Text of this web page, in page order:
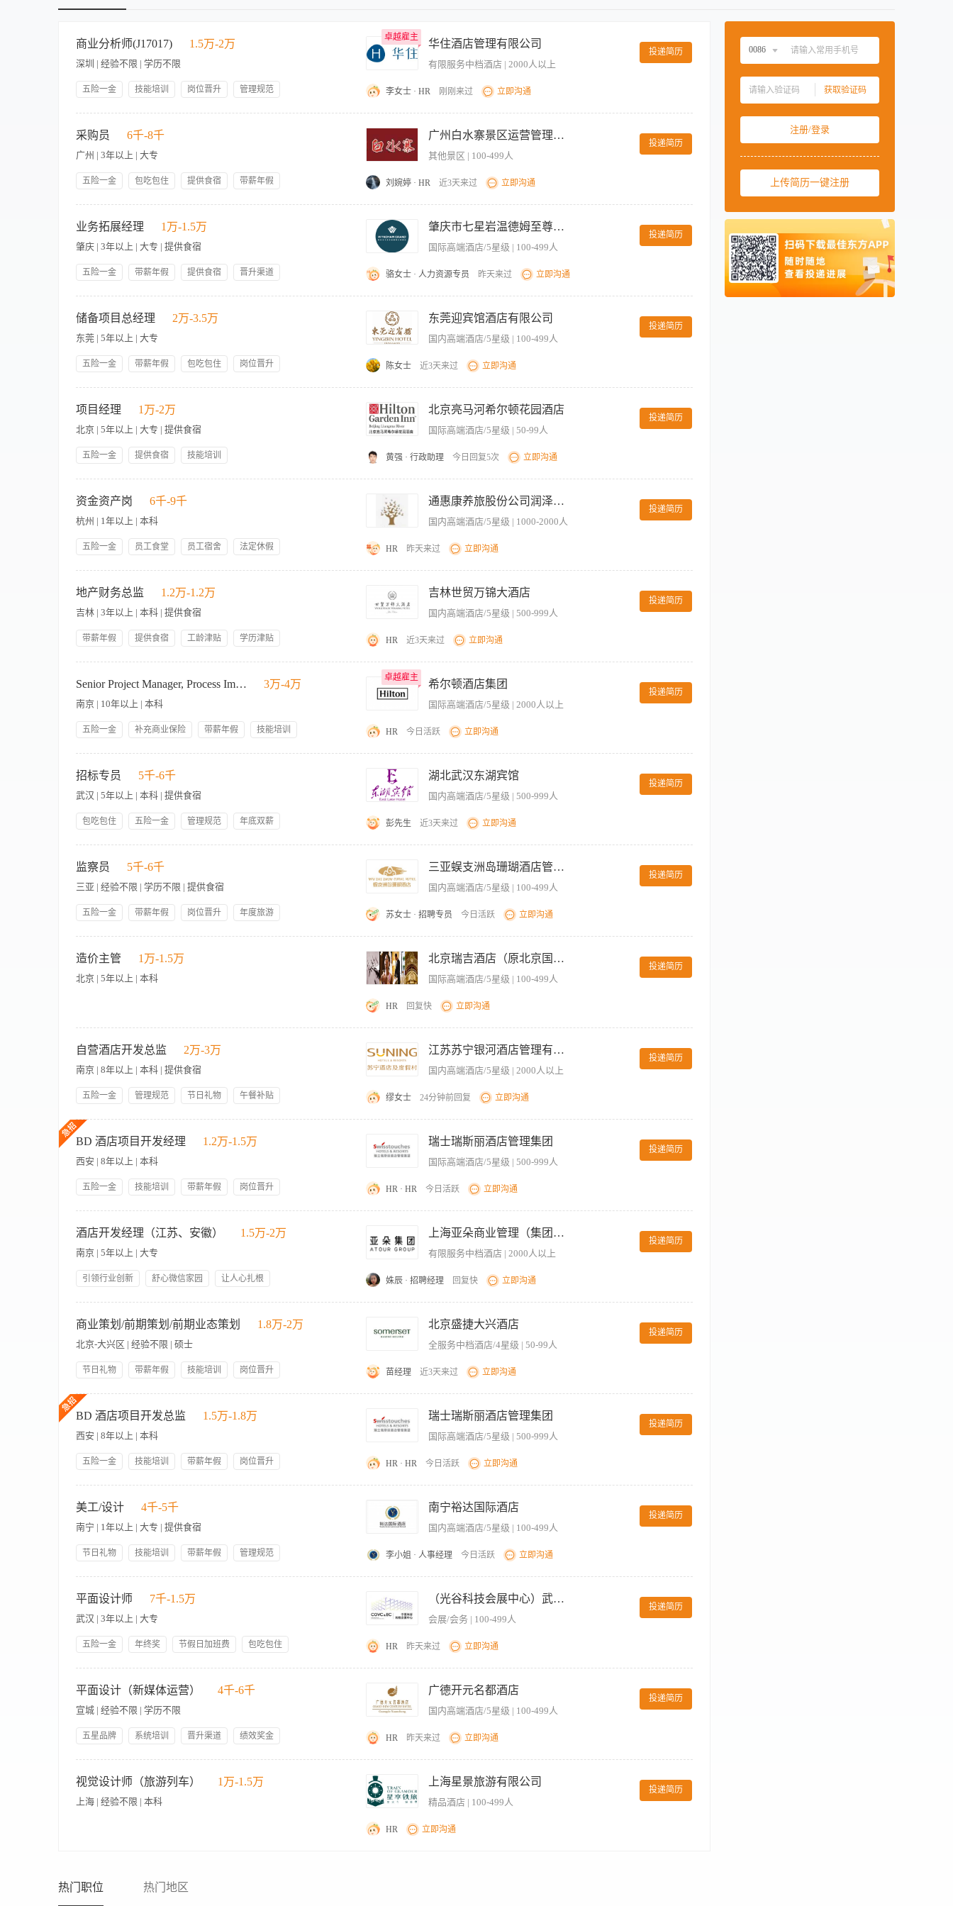
商业分析师(J17017) 1.5万-2万
深圳 | 经验不限 | 学历不限
五险一金 技能培训 岗位晋升
管理规范
卓越雇主
卓越雇主
华住酒店管理有限公司
有限服务中档酒店 | 2000人以上
投递简历
李女士 · HR 刚刚来过 立即沟通
统计分析工作，挖掘数据背后的业务逻辑与潜在问题； － 基于数据分析结果，为业务团队提供具备可操作性的战术性指标意见，支撑业务决策优化。 任职资格： －
学历背景：211及以上院校，统计相关专业毕业； － 工作经验：5年以上商业分析相关工作经历，需具备互联网企业或国际消费类企业市场/商业分析工作经验； － 专
业能力：具备扎实的统计分析基础，掌握数据建模能力，能够独立完成数据分析项目并输出有效结论； － 其他要求：具备较强的逻辑思维能力、数据敏感度和沟通表
达能力，工作严谨细致，能承受一定的工作压力。
采购员 6千-8千
广州 | 3年以上 | 大专
五险一金 包吃包住 提供食宿 带薪年假
广州白水寨景区运营管理有限公司
其他景区 | 100-499人
投递简历
刘婉婷 · HR 近3天来过 立即沟通
化供应链。 负责景区各项业务板块的合同审核。 2.根据需求制定采购计划，确保物资供应；分析物资需求，合理安排采购时间和数量。 3.开发和维护供应商资源，定
期评估供应商绩效。与供应商洽谈价格、交货期及售后服务，确保合作顺畅。 4.负责采购合同的签订及执行，确保物资质量和交货时间；跟踪采购进度，处理采购过
程中出现的问题。 5.控制采购成本，优化采购流程，降低物资采购费用；分析市场行情，寻找性价比高的供应商。 6.熟悉招投标相关法律法规，根据项目需求编制采
购文件，确保采购文件条款合理合规。涉及依法必招的项目与招标代理单位对接相关业务工作。 7.协助物资验收，确保采购的物资符合质量标准；负责物资入库登记
和食品留样，以及台账管理。
业务拓展经理 1万-1.5万
肇庆 | 3年以上 | 大专 | 提供食宿
五险一金 带薪年假 提供食宿
晋升渠道
肇庆市七星岩温德姆至尊酒店
国际高端酒店/5星级 | 100-499人
投递简历
骆女士 · 人力资源专员 昨天来过 立即沟通
景，提高收入； 3. 负责第三方合作单位的规划、引进及维护，建立良好并持续可发展的合作关系； 4. 落实及督导招商工作，推动招商目标的达成； 5. 全面推动商业
空间精细化运营及闲置资产价值激活，能高效匹配消费场景与空间价值，提升坪效； 任职条件 1. 大专及以上学历，市场营销、工商管理、物业管理、酒店管理等相关
专业优先； 2. 3年以上商业拓展、招商运营管理经验，酒店、文旅、商业地产行业背景者优先。精通粤语及普通话； 3. 具备第三方合作资源库（如品牌商户、IP活动
方、新零售等），有成功合作案例。熟悉从规划到执行的完整流程； 4. 良好的市场洞察力，敏锐捕捉新兴消费需求。熟悉资产增值策略（如短租、快闪店、联名活动
等），具备第三方合作方开发、谈判及长期关系维护能力。 底薪：5-6k，另加丰厚业绩提成
储备项目总经理 2万-3.5万
东莞 | 5年以上 | 大专
五险一金 带薪年假 包吃包住
岗位晋升
东莞迎宾馆酒店有限公司
国内高端酒店/5星级 | 100-499人
投递简历
陈女士 近3天来过 立即沟通
态，掌握周边竞争对手的状况及市场行情制定销售策略，达成项目经营指标要求； 3、市场开拓：负责客源市场的拓展和开发，稳定客源市场，不断提高项目声誉和
影响； 4、工程管理：项目工程全过程管控，并监督施工质量，确保合理性和科学性； 5、项目前期运营管理：相关手续及证照办理，消防、监控、安防系统、酒店管
理系统的落实等 6、按时完成上级交办的其它工作。 任职资格： 1、大专及以上学历，酒店管理、管理学等相关专业优先。 2、7年以上相关工作经验，2年以上同等体
量项目相关岗位经验，具备筹备、运营经验者或营销任职经历优先。 3、具备较强的领导能力、沟通能力、风险预判和危机处理能力。 4、中共党员优先。
项目经理 1万-2万
北京 | 5年以上 | 大专 | 提供食宿
五险一金 提供食宿 技能培训
北京亮马河希尔顿花园酒店
国际高端酒店/5星级 | 50-99人
投递简历
黄强 · 行政助理 今日回复5次 立即沟通
随项目（全国） 2.有过装饰酒店工程项目施工经验者优先 3.具备较强的抗压能力，能够应对项目上的各种突发事件。 要求： 1.会做报价以及对各酒店的施工工艺熟悉
2.会深化图纸、了解各个酒店项目施工过程 3.和甲方对接、合同增项接洽、以及结算工作。 4.施工现场勘察，跟项目 5.要求有8年以上大型建筑单位装修经验、能CAD
识图等 建筑工程管理专业
资金资产岗 6千-9千
杭州 | 1年以上 | 本科
五险一金 员工食堂 员工宿舍
法定休假
通惠康养旅股份公司润泽园分公司
国内高端酒店/5星级 | 1000-2000人
投递简历
HR 昨天来过 立即沟通
展。3、按要求做好各类资金报表的编制、分析、上报工作。 4、负责公司本部并协助下属子公司固定资产、产权、各类物资的管理和盘点工作，建立合理适用的管理
程序，确保账实相符。 5、负责筹融资，根据各项业务特点，设计资金安排方案；汇总统计资金收支情况并做好相应安排，满足公司运营资金需求。 6、对接工商部门
工作以及财务管理部其他事项。 任职要求： 1、全日制大学本科以上学历，财务管理、会计等相关专业； 2、有1-2年资金资产管理相关工作经验； 3、稳定性强，积
极向上，诚实守信。
地产财务总监 1.2万-1.2万
吉林 | 3年以上 | 本科 | 提供食宿
带薪年假 提供食宿 工龄津贴
学历津贴
吉林世贸万锦大酒店
国内高端酒店/5星级 | 500-999人
投递简历
HR 近3天来过 立即沟通
【岗位职责】 1、全面负责地产财务管理工作，包括预算编制、成本控制、资金管理等； 2、监督日常财务核算，确保账务准确性和合规性； 3、制定并优化财务流
程，提升财务管理效率； 4、定期分析财务数据，为管理层提供决策支持； 5、协调与银行、税务等外部机构的关系，确保财务运作顺畅； 6、参与集团重大经营决
策，提供财务风险评估和建议。 【岗位要求】 1、具备扎实的财务专业知识，熟悉地产行业财务管理特点； 2、能够独立完成财务分析、预算编制及成本控制工作；
3、具备较强的沟通协调能力，能够高效对接内外部需求；及融资 4、工作细致严谨，责任心强，具备良好的抗压能力； 5、熟练使用财务软件及办公工具，如Excel、
ERP系统等。
Senior Project Manager, Process Improvement(J18990) 3万-4万
南京 | 10年以上 | 本科
五险一金 补充商业保险 带薪年假
技能培训
卓越雇主
卓越雇主
希尔顿酒店集团
国际高端酒店/5星级 | 2000人以上
投递简历
HR 今日活跃 立即沟通
operations finance workflows （including revenue audit, AP/AR, general ledger, etc.）. － Demonstrate deep technical fluency across core finance systems （e.g., PMS, SUN, Check,
etc.） and comprehensive knowledge of DocMX. － Map current－state processes with precision, identify system gaps that impede scalability, and propose actionable system
enhancements or replacements. 2. Innovation & Change Leadership － Champion a passion for reinvention—actively challenge the status quo and champion innovative, agile, and
automated solutions over traditional legacy approaches. － Lead process re－engineering projects with a proven track record of delivering measurable efficiency gains and operational
improvements. － Drive a digitalization mindset that goes beyond task automation; envision and advocate for a fully digitized finance function, from data capture to reporting and
decision－making. 3. Continuous Improvement & Project Governance － Continuously enhance the FSSC operations methodology, processes, and toolkit; proactively manage risks
deliver targeted efficiency savings in line with business goals. 4. Strategic Insight & Data Storytelling － Translate raw financial data into compelling business insights for regional
leadership, enabling data－driven decision－making. － Stay ahead of emerging finance technologies, evaluate tools such as GenAI for finance, advanced RPA, and other innovations,
stakeholders, including FSSC Operations, Operational Finance Teams, Hotel Teams, and Corporate leadership. － Effectively rally cross－functional teams around change initiatives,
risk, and implement corrective actions as necessary to keep projects on track. 任职资格： － Extensive experience in hotel finance operations management, with a strong track record in
process improvement and project leadership. － Deep system expertise in PMS, SUN, Check, POS, and DocMX. － Proven project management skills, with the ability to manage
complex, multi－stakeholder initiatives from inception to delivery. － Exceptional stakeholder management and communication skills, with the ability to influence and align diverse
teams around shared goals. － Strategic and forward－thinking—passionate about digitalization, automation, and emerging technologies in finance. － Data－savvy, with strong
analytical capabilities and the ability to present insights clearly to senior leadership. － Results－oriented, with a demonstrated ability to deliver measurable outcomes and drive
sustainable change.
招标专员 5千-6千
武汉 | 5年以上 | 本科 | 提供食宿
包吃包住 五险一金 管理规范
年底双薪
湖北武汉东湖宾馆
国内高端酒店/5星级 | 500-999人
投递简历
彭先生 近3天来过 立即沟通
监察员 5千-6千
三亚 | 经验不限 | 学历不限 | 提供食宿
五险一金 带薪年假 岗位晋升
年度旅游
三亚蜈支洲岛珊瑚酒店管理有限公司
国内高端酒店/5星级 | 100-499人
投递简历
苏女士 · 招聘专员 今日活跃 立即沟通
分析、发现公司业务中的风险点，有针对性的开展研判与排查，通过专业的调查工具、方法和技巧按时完成调查计划和查明真像，并向管理层提供书面调查报告: 3、
独立对调查中发现的涉嫌违法与违规行为，如: 商业贿赂、职务侵占、侵犯商业秘密及各类违规违纪行为，进行调查取证、组织谈话与推动司法资源介入，配合司法机
关追究违法人员的责任，维护公司各项政策得以执行，控制和降低公司经济损失: 4、对调查中发现的风险及漏洞进行分析和评估，与业务共同形成改进方案推动业务
完成风险改进方案与治理措施，并监督方案的有效执行: 5、定期分析监察案例发生的原因、趋势与整改情况，并向管理层做出汇报: 6、积极开拓及维护内外资源，并
在公司内外形成广泛的廉正调查同盟: 7、承担公司的反腐倡廉相关政策的制定、培训与宣讲，通过培训、宣传等工作提升员工的廉正责任感; 8、不断完善公司投诉、
举报渠道、监察管理规章制度与体系建设。 任职要求： 1.全日制本科及以上学历； 2.侦查、法律、审计相关专业； 3.态度认真，性格稳重，工作仔细。
造价主管 1万-1.5万
北京 | 5年以上 | 本科
北京瑞吉酒店（原北京国际俱乐部饭店）
国际高端酒店/5星级 | 100-499人
投递简历
HR 回复快 立即沟通
备良好的沟通协调能力和公文写作能力 4.具有工程建设造价从业资格证书或建筑、机电等相关专业从业证书 5.责任心强、严谨认真、踏实肯干 岗位职责： 1.负责公司
工程项目投资预算的初步筛选和估算审核。 2.负责投资预算项目涉及项目建议书、可研报告等的调研、询比、编审、上报工作。 3.负责编制业主投资询比文件及工程
量清单、审核物业投资询比文件及工程量清单。 4.参与业主投资项目现场踏勘、接收投标文件、开评标工作。 5.参与项目交底，组织设计、咨询等服务单位的工作对
接。 6.参与审核或组织第三方专业机构审核工程洽商变更、图纸重计量等文件。 7.参与公司工程类项目造价审核工作。 8.完成领导交办的其他工作。
自营酒店开发总监 2万-3万
南京 | 8年以上 | 本科 | 提供食宿
五险一金 管理规范 节日礼物
午餐补贴
江苏苏宁银河酒店管理有限公司
国内高端酒店/5星级 | 2000人以上
投递简历
缪女士 24分钟前回复 立即沟通
岗位职责： 负责苏宁自营中端酒店项目选址、洽谈、前期开发及投资测算、发展规划 任职要求： 1.学历本科以上（理工科教育背景）； 2.年龄在28-40岁； 3.有5-8
年以上酒店项目拓展经验，对酒店物业的选址、物业条件的谈判及项目开发有丰富的经验；特别是熟悉政府或国资背景的酒店或物业等相关资产的出租、合作流程并
有一定的沟通渠道； 4.PD职位2-4年以上。 5.可以接受出差； 工作地址：南京市徐庄软件园苏宁大道1号主楼12楼酒店管理公司
BD 酒店项目开发经理 1.2万-1.5万
西安 | 8年以上 | 本科
五险一金 技能培训 带薪年假
岗位晋升
瑞士瑞斯丽酒店管理集团
国际高端酒店/5星级 | 500-999人
投递简历
HR · HR 今日活跃 立即沟通
项目开发及项目洽谈工作，落实开发协议 Participate in the national hotel exhibition meeting, achieve brand promotion, attract and develop potential partner 参加全国性酒店展
会，实现品牌宣传、吸引及开发潜在合作商。 Collect, understand other brand market development condition, brand join policy, hotel environment change information 搜集、了解
其他品牌市场开发情况、品牌政策、酒店环境变化等信息 Do market inspection near the hotel, analysis of the hotel management strategy and positioning, provide reasonable
suggestions for hotel according to the requirements of the company 周边酒店市场考察、分析得出酒店经营策略和定位，针对公司要求对酒店提出合理改造方案 Drawing
plane layout drawings, engineering estimates, prepare the investment recovery analysis report according to the market conditions 绘制平面排房图纸、工程概算，根据考察市场情
况作出投资回收分析表 Integrate internal and external resources, track project development progress and ensure smooth implementation of the project 整合内外部资源，跟踪项目
join 定期准备招商说明会计划，包括招商会选址、筹备及宣讲。招商会实现品牌宣传、吸引潜在商加入 Identify and screen potential hotel projects for our company in line
with business development needs 结合公司业务发展需求，为公司寻找和筛选酒店潜在项目 Collect and master hotel industry policy, market trends, prepare project development
展流程及模式 Complete company annual KPI 完成公司每年的任务指标 工作地点：上海/全国
酒店开发经理（江苏、安徽） 1.5万-2万
南京 | 5年以上 | 大专
引领行业创新 舒心微信家园
让人心扎根
上海亚朵商业管理（集团）有限公司
有限服务中档酒店 | 2000人以上
投递简历
姝辰 · 招聘经理 回复快 立即沟通
析与投资回报测算。 3、主导与物业业主的商务谈判，包括租赁条件、合作模式、合同条款，推动项目签约落地。 4、协调内部设计、工程、运营等部门，推进项目从
签约到筹建的全流程衔接。 5、维护与当地政府、中介、地产商等渠道关系，建立区域项目信息网络。 6、跟踪行业动态及竞争对手策略，定期输出市场分析报告，为
开发决策提供支持。 【岗位要求】 1、大专及以上学历，年龄30-38周岁，具备5年以上酒店开发、地产拓展或商业选址相关工作经验。 2、熟悉江苏或安徽区域酒店
市场，拥有当地物业资源、人脉关系或成功签约案例者优先。 3、具备优秀的商务谈判能力、项目测算能力及合同风险识别能力。 4、能适应高频出差，抗压能力强，
目标导向，有较强的自我驱动和结果交付意识。 5、拥有连锁酒店品牌开发经验者优先考虑。
商业策划/前期策划/前期业态策划 1.8万-2万
北京-大兴区 | 经验不限 | 硕士
节日礼物 带薪年假 技能培训
岗位晋升
北京盛捷大兴酒店
全服务中档酒店/4星级 | 50-99人
投递简历
苗经理 近3天来过 立即沟通
岗位职责： 1. 实地踏勘酒店、商业、办公、文体各类新项目，开展市场调研、竞品分析； 2. 根据项目区位、客群、市场环境，研判项目适配业态，输出业态规划、项
目定位方案； 3. 整理市调数据，输出前期研判报告，为公司项目投资、运营决策提供依据。
BD 酒店项目开发总监 1.5万-1.8万
西安 | 8年以上 | 本科
五险一金 技能培训 带薪年假
岗位晋升
瑞士瑞斯丽酒店管理集团
国际高端酒店/5星级 | 500-999人
投递简历
HR · HR 今日活跃 立即沟通
项目开发及项目洽谈工作，落实开发协议 Participate in the national hotel exhibition meeting, achieve brand promotion, attract and develop potential partner 参加全国性酒店展
会，实现品牌宣传、吸引及开发潜在合作商。 Collect, understand other brand market development condition, brand join policy, hotel environment change information 搜集、了解
其他品牌市场开发情况、品牌政策、酒店环境变化等信息 Do market inspection near the hotel, analysis of the hotel management strategy and positioning, provide reasonable
suggestions for hotel according to the requirements of the company 周边酒店市场考察、分析得出酒店经营策略和定位，针对公司要求对酒店提出合理改造方案 Drawing
plane layout drawings, engineering estimates, prepare the investment recovery analysis report according to the market conditions 绘制平面排房图纸、工程概算，根据考察市场情
况作出投资回收分析表 Integrate internal and external resources, track project development progress and ensure smooth implementation of the project 整合内外部资源，跟踪项目
join 定期准备招商说明会计划，包括招商会选址、筹备及宣讲。招商会实现品牌宣传、吸引潜在商加入 Identify and screen potential hotel projects for our company in line
with business development needs 结合公司业务发展需求，为公司寻找和筛选酒店潜在项目 Collect and master hotel industry policy, market trends, prepare project development
展流程及模式 Complete company annual KPI 完成公司每年的任务指标 工作地点：上海/全国
美工/设计 4千-5千
南宁 | 1年以上 | 大专 | 提供食宿
节日礼物 技能培训 带薪年假
管理规范
南宁裕达国际酒店
国内高端酒店/5星级 | 100-499人
投递简历
李小姐 · 人事经理 今日活跃 立即沟通
求，注重相关资料的收集； 3、收集、整理各部门交上的美工设计制作单，根据重要程度、时间紧急程度合理安排美工设计的时间和内容； 4、负责和印厂衔接，对印
前版面的视觉效果负责。 任职要求： 1、熟练应用PS、Al 、CDR等平面设计软件; 2、具有深厚的美术功底和良好的创意构思能力，对色彩有深刻的把握力、独特的设
计风格、独到的创意视点与创新意识； 3、有良好的沟通能力、团队协作能力和高度责任感； 4、应聘时请提供个人作品。 工作地点：南宁五象饭店 南宁市邕宁区五
象大道东段218号桂民投总部基地五象饭店
平面设计师 7千-1.5万
武汉 | 3年以上 | 大专
五险一金 年终奖 节假日加班费
包吃包住
（光谷科技会展中心）武汉光谷文化控股集团有限公司
会展/会务 | 100-499人
投递简历
HR 昨天来过 立即沟通
版、平面制作及上墙图文处理，确保设计方案符合客户需求。 3.参与企业品牌宣传品设计，包括VI系统延展、产品包装、线上线下广告图等。 4.与策划、市场及执行
团队对接，理解项目需求并输出设计方案。 5.配合完成展会活动的灯光舞美、气氛模拟等整体视觉效果设计。 6.理解客户需求，为客户提供专业建议并优化设计方
案。 7.处理项目执行中的突发调整，确保设计成果与客户预期一致。 二、任职要求 1.大专及以上学历，视觉传达、平面设计、美术等相关专业优先。 2.3年以上会展
酒店/广告行业设计经验。 3.独立完成设计全流程，具备审美把控、创意提案及印刷工艺知识。 4.精通Photoshop、Illustrator、CorelDRAW。 三、薪资福利待遇 1.上班
时间为09：00-18：00；双休，法定节假日； 2.公司按照国家法律法规的规定，为员工缴纳五险一金； 3.员工享有带薪年假，具体天数根据工作年限和公司规定确定；
4.节日福利：在春节等节日，公司将发放节日礼品，以表达对员工的关怀和感谢； 5.生日福利：公司定期举行生日会，为员工发放生日礼品，以表达对员工的祝福；
平面设计（新媒体运营） 4千-6千
宣城 | 经验不限 | 学历不限
五星品牌 系统培训 晋升渠道
绩效奖金
广德开元名都酒店
国内高端酒店/5星级 | 100-499人
投递简历
HR 昨天来过 立即沟通
• 其他工作：领导交代的其他工作。
视觉设计师（旅游列车） 1万-1.5万
上海 | 经验不限 | 本科
上海星景旅游有限公司
精品酒店 | 100-499人
投递简历
HR 立即沟通
小游戏、电子会员卡样式） 4. 管理品牌素材库（图片/字体/插画/视频素材云端归档与权限分配） 5.协助平台运营上下架，并追踪设计素材与业务指标关联性（如
0086
获取验证码
注册/登录
上传简历一键注册
中国大陆 0086
中国澳门 00853
西班牙
泰国 0066
柬埔寨 00855
00971
热门职位 热门地区